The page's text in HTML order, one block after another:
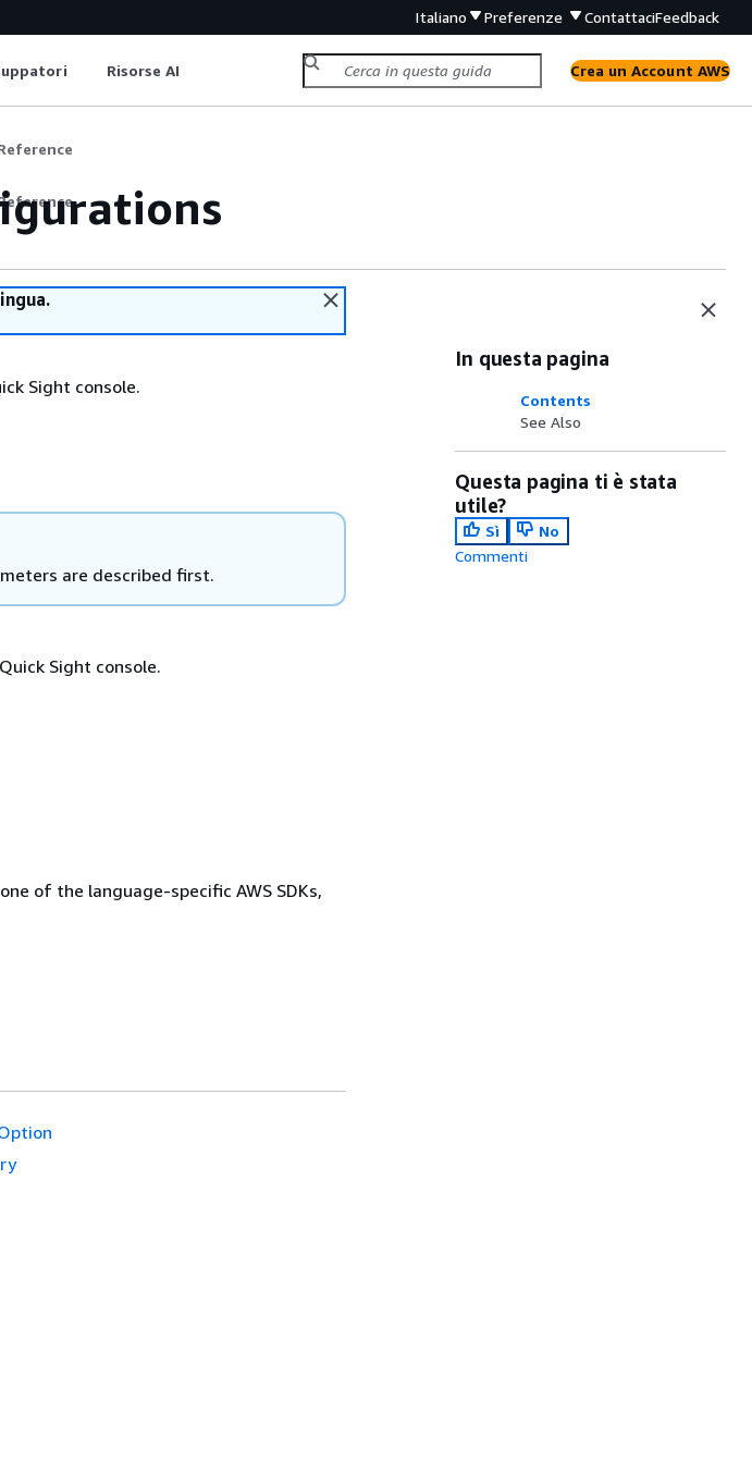
Italiano Preferenze ContattaciFeedback
Risorse AI Crea un Account AWS
Sight console.
are described first.
Sight console.
of the language-specific AWS SDKs,
In questa pagina
Contents
See Also
Questa pagina ti è stata
utile?
Sì
No
Commenti